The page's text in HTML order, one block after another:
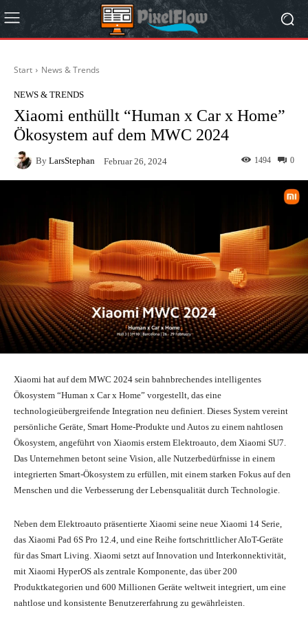
Start News & Trends
NEWS & TRENDS
Xiaomi enthüllt “Human x Car x Home”
Ökosystem auf dem MWC 2024
By LarsStephan Februar 26, 2024 0
1494
Xiaomi hat auf dem MWC 2024 sein bahnbrechendes intelligentes
Ökosystem “Human x Car x Home” vorgestellt, das eine
technologieübergreifende Integration neu definiert. Dieses System vereint
persönliche Geräte, Smart Home-Produkte und Autos zu einem nahtlosen
Ökosystem, angeführt von Xiaomis erstem Elektroauto, dem Xiaomi SU7.
Das Unternehmen betont seine Vision, alle Nutzerbedürfnisse in einem
integrierten Smart-Ökosystem zu erfüllen, mit einem starken Fokus auf den
Menschen und die Verbesserung der Lebensqualität durch Technologie.
Neben dem Elektroauto präsentierte Xiaomi seine neue Xiaomi 14 Serie,
das Xiaomi Pad 6S Pro 12.4, und eine Reihe fortschrittlicher AIoT-Geräte
für das Smart Living. Xiaomi setzt auf Innovation und Interkonnektivität,
mit Xiaomi HyperOS als zentrale Komponente, das über 200
Produktkategorien und 600 Millionen Geräte weltweit integriert, um eine
nahtlose und konsistente Benutzererfahrung zu gewährleisten.